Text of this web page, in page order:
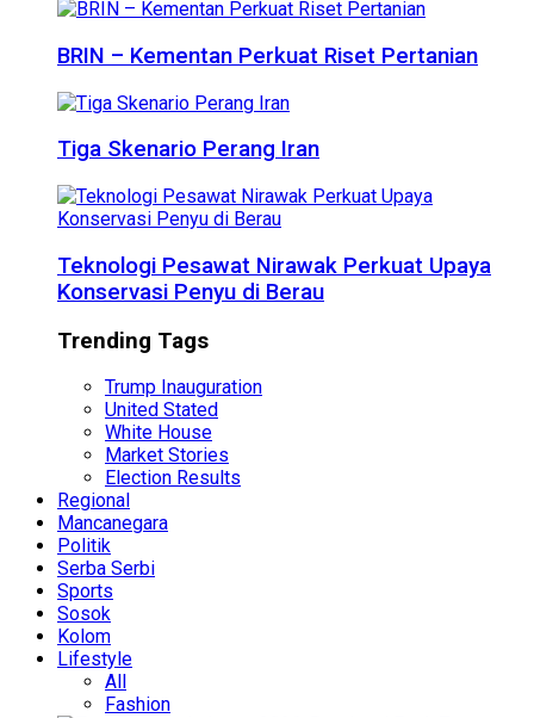
BRIN – Kementan Perkuat Riset Pertanian
Tiga Skenario Perang Iran
Teknologi Pesawat Nirawak Perkuat Upaya
Konservasi Penyu di Berau
Trending Tags
Trump Inauguration
United Stated
White House
Market Stories
Election Results
Regional
Mancanegara
Politik
Serba Serbi
Sports
Sosok
Kolom
Lifestyle
All
Fashion